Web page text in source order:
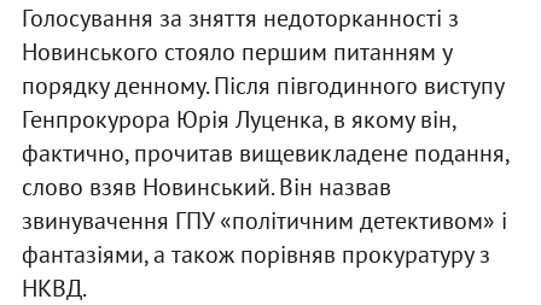
Голосування за зняття недоторканності з
Новинського стояло першим питанням у
порядку денному. Після півгодинного виступу
Генпрокурора Юрія Луценка, в якому він,
фактично, прочитав вищевикладене подання,
слово взяв Новинський. Він назвав
звинувачення ГПУ «політичним детективом» і
фантазіями, а також порівняв прокуратуру з
НКВД.